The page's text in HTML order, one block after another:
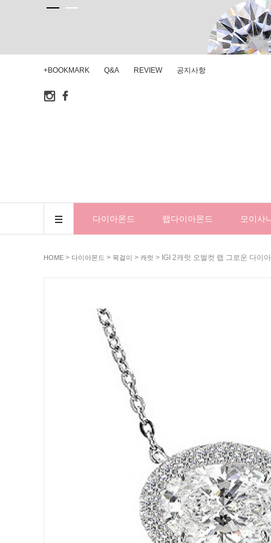
+BOOKMARK Q&A REVIEW 공지사항
다이아몬드 랩다이아몬드 모이사
HOME > 다이아몬드 > 목걸이 > 캐럿 > IGI 2캐럿 오벌컷 랩 그로운 다이